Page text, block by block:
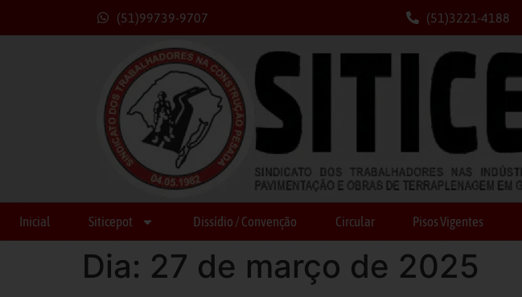
(51)99739-9707 (51)3221-4188
Inicial Siticepot Dissídio / Convenção Circular Pisos Vigentes
Dia: 27 de março de 2025